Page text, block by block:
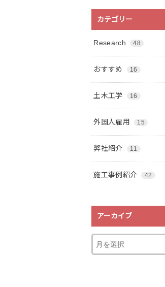
カテゴリー
Research 48
おすすめ 16
土木工学 16
外国人雇用 15
弊社紹介 11
施工事例紹介 42
アーカイブ